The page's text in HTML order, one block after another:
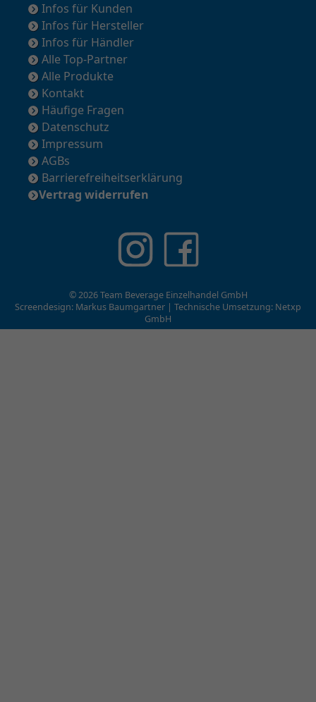
Infos für Kunden
Infos für Hersteller
Infos für Händler
Alle Top-Partner
Alle Produkte
Kontakt
Häufige Fragen
Datenschutz
Impressum
AGBs
Barrierefreiheitserklärung
Vertrag widerrufen
© 2026 Team Beverage Einzelhandel GmbH
Screendesign: Markus Baumgartner | Technische Umsetzung: Netxp
GmbH